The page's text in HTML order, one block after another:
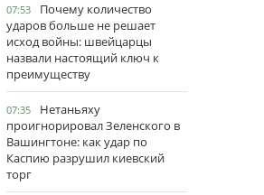
07:53
Почему количество
ударов больше не решает
исход войны: швейцарцы
назвали настоящий ключ к
преимуществу
07:35
Нетаньяху
проигнорировал Зеленского в
Вашингтоне: как удар по
Каспию разрушил киевский
торг